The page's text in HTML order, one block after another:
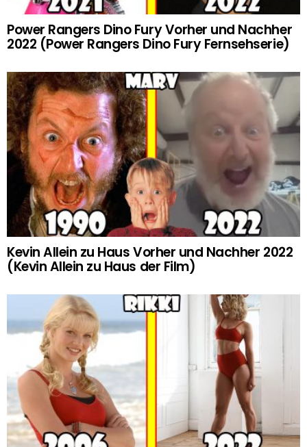
Power Rangers Dino Fury Vorher und Nachher
2022 (Power Rangers Dino Fury Fernsehserie)
Kevin Allein zu Haus Vorher und Nachher 2022
(Kevin Allein zu Haus der Film)